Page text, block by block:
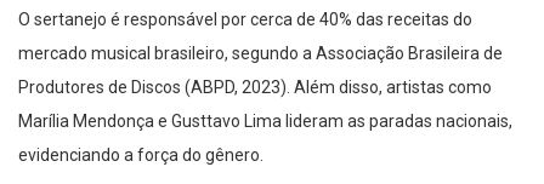
O sertanejo é responsável por cerca de 40% das receitas do
mercado musical brasileiro, segundo a Associação Brasileira de
Produtores de Discos (ABPD, 2023). Além disso, artistas como
Marília Mendonça e Gusttavo Lima lideram as paradas nacionais,
evidenciando a força do gênero.